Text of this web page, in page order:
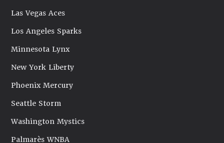
Las Vegas Aces
Los Angeles Sparks
Minnesota Lynx
New York Liberty
Phoenix Mercury
Seattle Storm
Washington Mystics
Palmarès WNBA